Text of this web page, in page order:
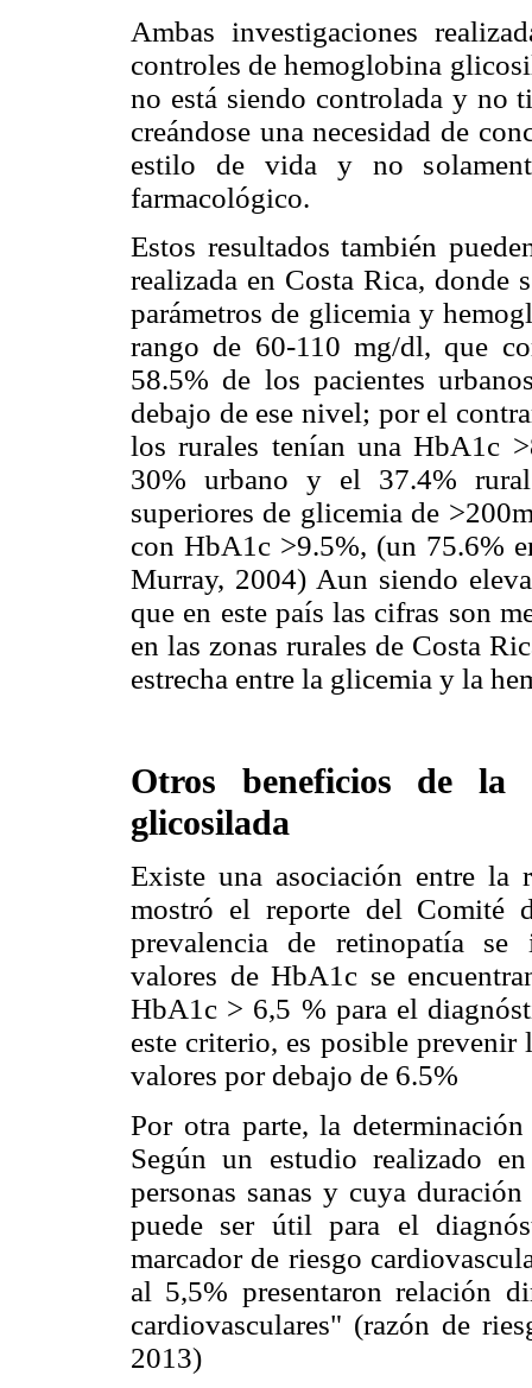
Ambas investigaciones
controles de hemoglobina
no está siendo controlada y no
creándose una necesidad de
estilo de vida y no
farmacológico.
Estos resultados también
realizada en Costa Rica, donde
parámetros de glicemia y
rango de 60-110 mg/dl, que
58.5% de los pacientes
debajo de ese nivel; por el
los rurales tenían una HbA1c
30% urbano y el 37.4%
superiores de glicemia de
con HbA1c >9.5%, (un 75.6%
Murray, 2004) Aun siendo
que en este país las cifras son
en las zonas rurales de Costa
estrecha entre la glicemia y la
Otros beneficios de la
glicosilada
Existe una asociación entre
mostró el reporte del Comité
prevalencia de retinopatía se
valores de HbA1c se
HbA1c > 6,5 % para el
este criterio, es posible prevenir
valores por debajo de 6.5%
Por otra parte, la
Según un estudio realizado
personas sanas y cuya
puede ser útil para el
marcador de riesgo
al 5,5% presentaron relación
cardiovasculares" (razón de
2013)